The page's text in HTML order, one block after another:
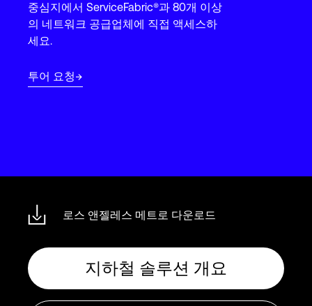
Language
중심지에서 ServiceFabric®과 80개 이상
의 네트워크 공급업체에 직접 액세스하
세요.
투어 요청
로스 앤젤레스 메트로 다운로드
지하철 솔루션 개요